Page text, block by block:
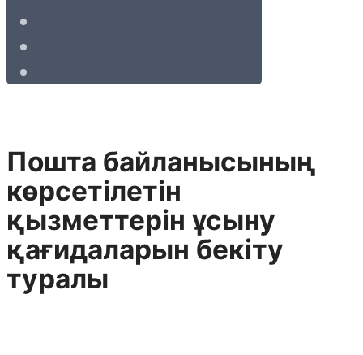
Пошта байланысының
көрсетілетін
қызметтерін ұсыну
қағидаларын бекіту
туралы